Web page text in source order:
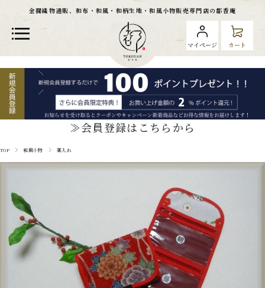
金襴織物通販、和布・和風・和柄生地・和風小物販売専門店の都香庵
マイページ カート
≫会員登録はこちらから
TOP 和風小物 薬入れ